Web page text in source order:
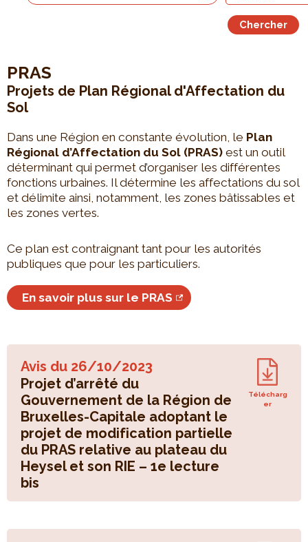
PRAS
Projets de Plan Régional d'Affectation du
Sol
Dans une Région en constante évolution, le Plan
Régional d’Affectation du Sol (PRAS) est un outil
déterminant qui permet d’organiser les différentes
fonctions urbaines. Il détermine les affectations du sol
et délimite ainsi, notamment, les zones bâtissables et
les zones vertes.
Ce plan est contraignant tant pour les autorités
publiques que pour les particuliers.
En savoir plus sur le PRAS
Avis du 26/10/2023
Projet d’arrêté du
Gouvernement de la Région de
Bruxelles-Capitale adoptant le
projet de modification partielle
du PRAS relative au plateau du
Heysel et son RIE – 1e lecture
bis
Télécharg
er